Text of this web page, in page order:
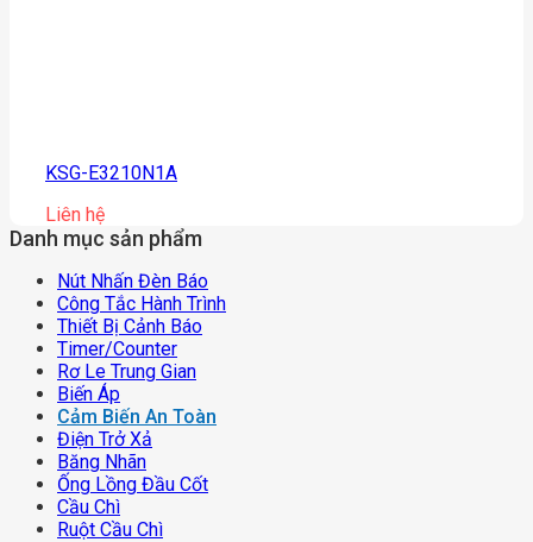
KSG-E3210N1A
Liên hệ
Danh mục sản phẩm
Nút Nhấn Đèn Báo
Công Tắc Hành Trình
Thiết Bị Cảnh Báo
Timer/counter
Rơ Le Trung Gian
Biến Áp
Cảm Biến An Toàn
Điện Trở Xả
Băng Nhãn
Ống Lồng Đầu Cốt
Cầu Chì
Ruột Cầu Chì